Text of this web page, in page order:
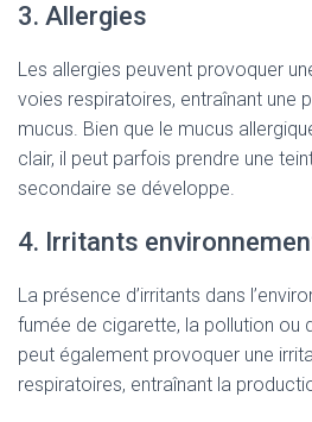
3. Allergies
Les allergies peuvent provoquer
voies respiratoires, entraînant une
mucus. Bien que le mucus
clair, il peut parfois prendre une
secondaire se développe.
4. Irritants
La présence d’irritants dans
fumée de cigarette, la pollution ou
peut également provoquer une
respiratoires, entraînant la